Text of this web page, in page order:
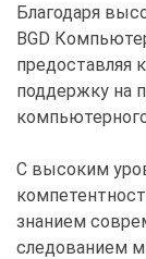
Благодаря
BGD
предоставляя
поддержку на
С высоким
знанием
следованием